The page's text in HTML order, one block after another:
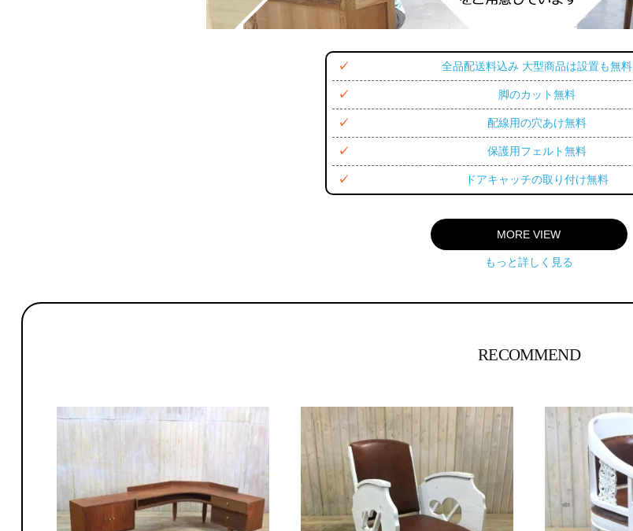
全品配送料込み 大型商品は設置も無料
脚のカット無料
配線用の穴あけ無料
保護用フェルト無料
ドアキャッチの取り付け無料
MORE VIEW
もっと詳しく見る
RECOMMEND